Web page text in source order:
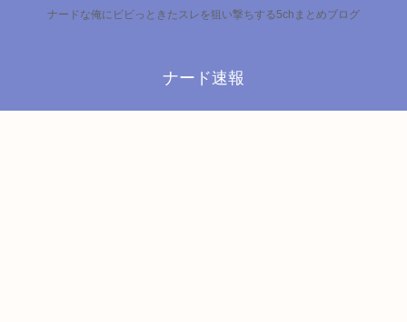
ナードな俺にビビっときたスレを狙い撃ちする5chまとめブログ
ナード速報